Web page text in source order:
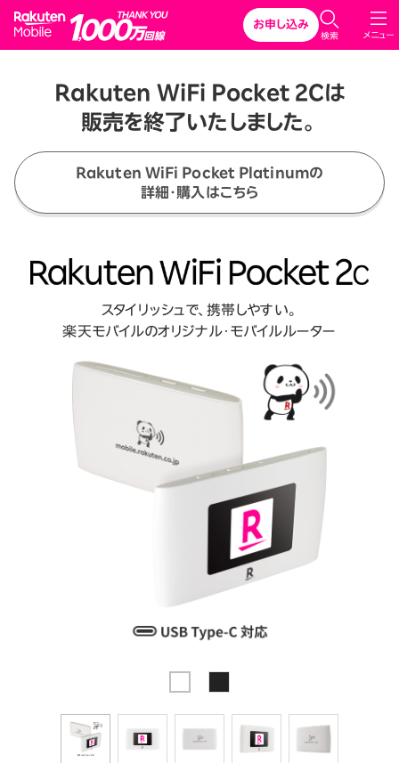
Rakuten Mobile
メニュー
検索
お申し込み
Rakuten WiFi Pocket 2Cは
販売を終了いたしました。
Rakuten WiFi Pocket Platinumの
詳細・購入はこちら
スタイリッシュで、携帯しやすい。
楽天モバイルのオリジナル・モバイルルーター